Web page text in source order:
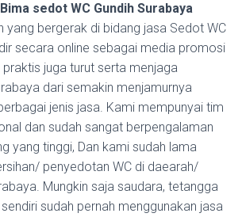
Bima sedot WC Gundih Surabaya
yang bergerak di bidang jasa Sedot WC
secara online sebagai media promosi
praktis juga turut serta menjaga
dari semakin menjamurnya
jenis jasa. Kami mempunyai tim
dan sudah sangat berpengalaman
yang tinggi, Dan kami sudah lama
penyedotan WC di daearah/
Mungkin saja saudara, tetangga
sudah pernah menggunakan jasa